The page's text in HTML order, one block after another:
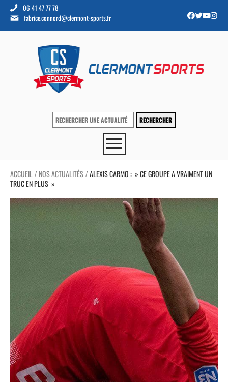
06 41 47 77 78
fabrice.connord@clermont-sports.fr
ACCUEIL / NOS ACTUALITÉS /ALEXIS CARMO : » CE GROUPE A VRAIMENT UN
TRUC EN PLUS »